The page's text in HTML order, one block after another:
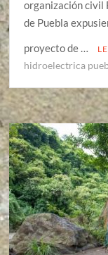
organización civil
de Puebla
proyecto de …
hidroelectrica